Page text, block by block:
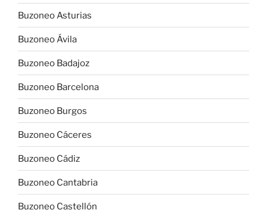
Buzoneo Asturias
Buzoneo Ávila
Buzoneo Badajoz
Buzoneo Barcelona
Buzoneo Burgos
Buzoneo Cáceres
Buzoneo Cádiz
Buzoneo Cantabria
Buzoneo Castellón